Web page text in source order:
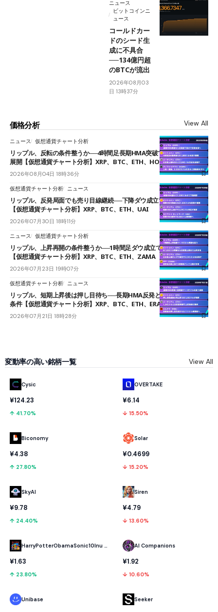
ニュース
ビットコインニ
ュース
コールドカー
ドのシード生
成に不具合
──134億円超
のBTCが流出
2026年08月03
日 13時37分
価格分析 View All
ニュース 仮想通貨チャート分析
リップル、反転の条件整うか──4時間足長期HMA突破で雲下端を目指す
展開【仮想通貨チャート分析】XRP、BTC、ETH、HOME
2026年08月04日 18時36分
仮想通貨チャート分析 ニュース
リップル、反発局面でも売り目線継続──下降ダウ成立で下値追う展開
【仮想通貨チャート分析】XRP、BTC、ETH、UAI
2026年07月30日 18時11分
ニュース 仮想通貨チャート分析
リップル、上昇再開の条件整うか──1時間足ダウ成立で1.185ドルを狙う
【仮想通貨チャート分析】XRP、BTC、ETH、ZAMA
2026年07月23日 19時07分
仮想通貨チャート分析 ニュース
リップル、短期上昇後は押し目待ち──長期HMA反発と雲上抜けが買い
条件【仮想通貨チャート分析】XRP、BTC、ETH、ERA
2026年07月21日 18時28分
変動率の高い銘柄一覧 View All
Cysic
¥124.23
↑ 41.70%
Biconomy
¥4.38
↑ 27.80%
SkyAI
¥9.78
↑ 24.40%
HarryPotterObamaSonic10Inu (ETH)
¥1.63
↑ 23.80%
Unibase
OVERTAKE
¥6.14
↓ 15.50%
Solar
¥0.4699
↓ 15.20%
Siren
¥4.79
↓ 13.60%
AI Companions
¥1.92
↓ 10.60%
Seeker